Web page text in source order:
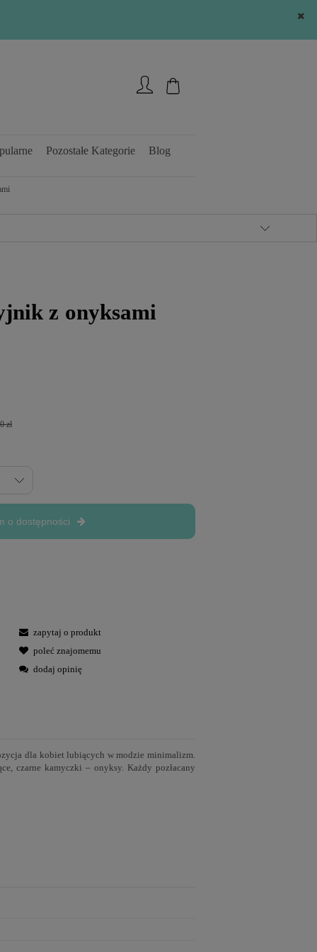
Pozostałe Kategorie Blog
z onyksami
zł
o dostępności
zapytaj o produkt
poleć znajomemu
dodaj opinię
dla kobiet lubiących w modzie minimalizm.
czarne kamyczki – onyksy. Każdy pozłacany